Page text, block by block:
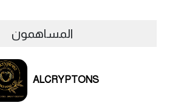
المساهمون
ALCRYPTONS